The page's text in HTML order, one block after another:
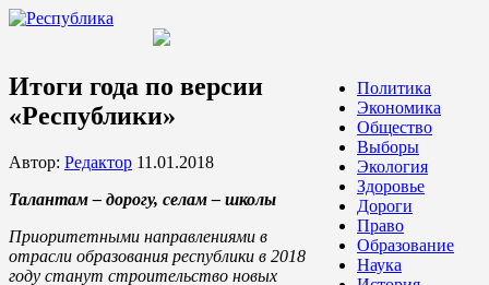
Политика
Экономика
Общество
Выборы
Экология
Здоровье
Дороги
Право
Образование
Наука
Итоги года по версии
«Республики»
Автор: Редактор 11.01.2018
Талантам – дорогу, селам – школы
Приоритетными направлениями в
отрасли образования республики в 2018
году станут строительство новых